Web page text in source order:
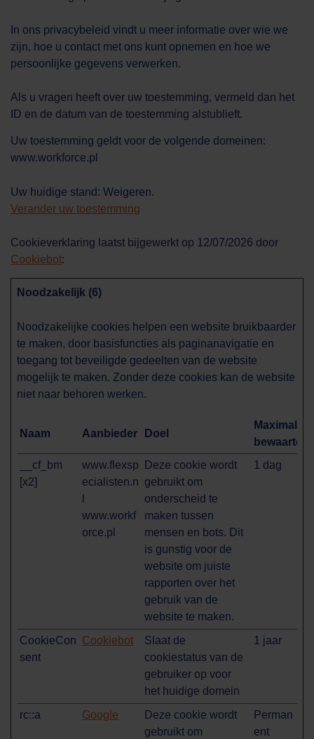
In ons privacybeleid vindt u meer informatie over wie we
zijn, hoe u contact met ons kunt opnemen en hoe we
persoonlijke gegevens verwerken.
Als u vragen heeft over uw toestemming, vermeld dan het
ID en de datum van de toestemming alstublieft.
Uw toestemming geldt voor de volgende domeinen:
www.workforce.pl
Uw huidige stand: Weigeren.
Verander uw toestemming
Cookieverklaring laatst bijgewerkt op 12/07/2026 door
Cookiebot:
Noodzakelijk (6)
Noodzakelijke cookies helpen een website bruikbaarder
te maken, door basisfuncties als paginanavigatie en
toegang tot beveiligde gedeelten van de website
mogelijk te maken. Zonder deze cookies kan de website
niet naar behoren werken.
Naam Aanbieder Doel
Maximale
__cf_bm
[x2]
www.flexsp
ecialisten.n
www.workf
orce.pl
Deze cookie wordt
gebruikt om
onderscheid te
maken tussen
mensen en bots. Dit
is gunstig voor de
website om juiste
rapporten over het
gebruik van de
website te maken.
1 dag
CookieCon
sent
Cookiebot
Slaat de
cookiestatus van de
gebruiker op voor
het huidige domein
1 jaar
rc::a Google
Deze cookie wordt
gebruikt om
Perman
ent
Work Force Asystent AI
Cześć! W czym mogę Ci dzisiaj pomóc?